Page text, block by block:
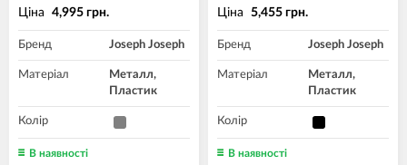
Ціна 4,995 грн.
Бренд Joseph Joseph
Матеріал
Металл,
Пластик
Колір
В наявності
Ціна 5,455 грн.
Бренд Joseph Joseph
Матеріал
Металл,
Пластик
Колір
В наявності